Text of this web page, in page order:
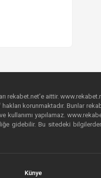
aittir.
korunmaktadır. Bunlar
yapılamaz.
gidebilir. Bu sitedeki
Künye